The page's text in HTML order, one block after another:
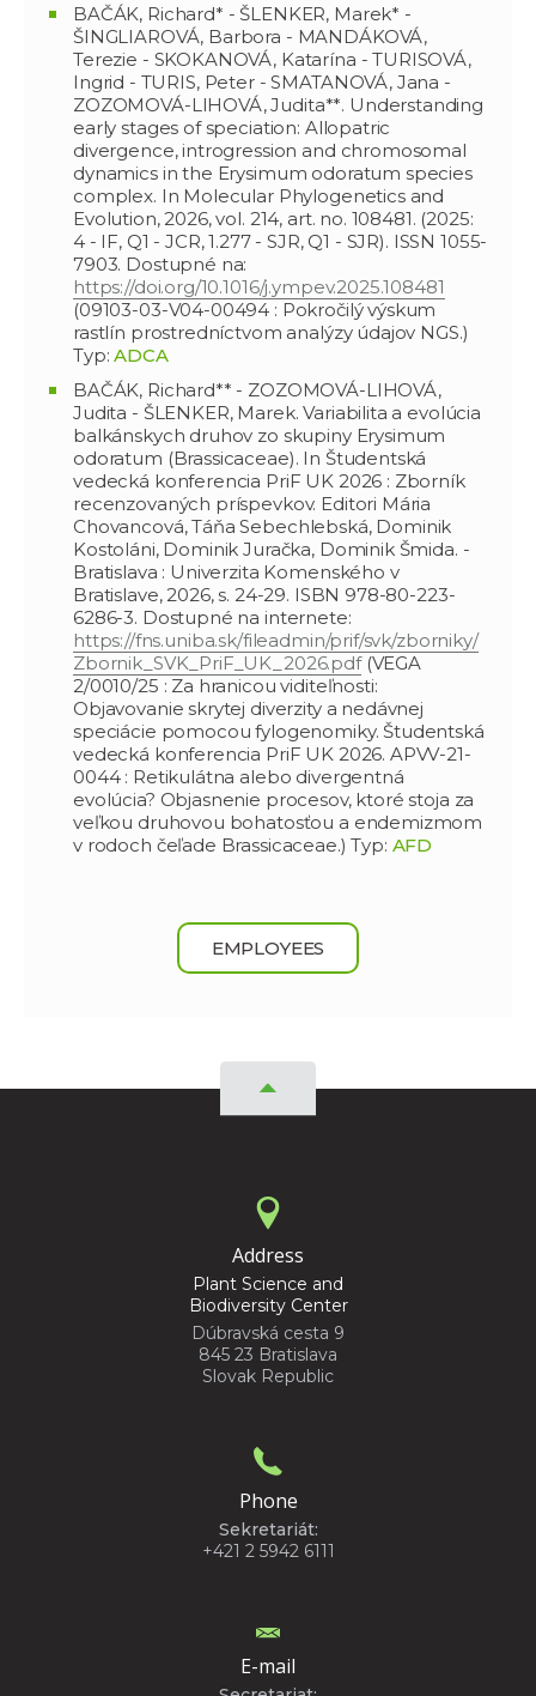
BAČÁK, Richard* - ŠLENKER, Marek* -
ŠINGLIAROVÁ, Barbora - MANDÁKOVÁ,
Terezie - SKOKANOVÁ, Katarína - TURISOVÁ,
Ingrid - TURIS, Peter - SMATANOVÁ, Jana -
ZOZOMOVÁ-LIHOVÁ, Judita**. Understanding
early stages of speciation: Allopatric
divergence, introgression and chromosomal
dynamics in the Erysimum odoratum species
complex. In Molecular Phylogenetics and
Evolution, 2026, vol. 214, art. no. 108481. (2025:
4 - IF, Q1 - JCR, 1.277 - SJR, Q1 - SJR). ISSN 1055-
7903. Dostupné na:
https://doi.org/10.1016/j.ympev.2025.108481
(09103-03-V04-00494 : Pokročilý výskum
rastlín prostredníctvom analýzy údajov NGS.)
Typ:ADCA
BAČÁK, Richard** - ZOZOMOVÁ-LIHOVÁ,
Judita - ŠLENKER, Marek. Variabilita a evolúcia
balkánskych druhov zo skupiny Erysimum
odoratum (Brassicaceae). In Študentská
vedecká konferencia PriF UK 2026 : Zborník
recenzovaných príspevkov. Editori Mária
Chovancová, Táňa Sebechlebská, Dominik
Kostoláni, Dominik Juračka, Dominik Šmida. -
Bratislava : Univerzita Komenského v
Bratislave, 2026, s. 24-29. ISBN 978-80-223-
6286-3. Dostupné na internete:
https://fns.uniba.sk/fileadmin/prif/svk/zborniky/
Zbornik_SVK_PriF_UK_2026.pdf(VEGA
2/0010/25 : Za hranicou viditeľnosti:
Objavovanie skrytej diverzity a nedávnej
speciácie pomocou fylogenomiky. Študentská
vedecká konferencia PriF UK 2026. APVV-21-
0044 : Retikulátna alebo divergentná
evolúcia? Objasnenie procesov, ktoré stoja za
veľkou druhovou bohatosťou a endemizmom
v rodoch čeľade Brassicaceae.) Typ: AFD
EMPLOYEES
Address
Plant Science and
Biodiversity Center
Dúbravská cesta 9
845 23 Bratislava
Slovak Republic
Phone
Sekretariát:
+421 2 5942 6111
E-mail